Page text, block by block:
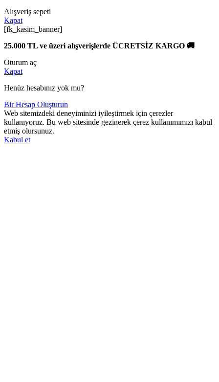
Alışveriş sepeti
Kapat
[fk_kasim_banner]
25.000 TL ve üzeri alışverişlerde ÜCRETSİZ KARGO 🚚
Oturum aç
Kapat
Henüz hesabınız yok mu?
Bir Hesap Oluşturun
Web sitemizdeki deneyiminizi iyileştirmek için çerezler
kullanıyoruz. Bu web sitesinde gezinerek çerez kullanımımızı kabul
etmiş olursunuz.
Kabul et